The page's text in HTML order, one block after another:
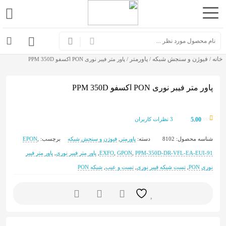
اشتراک
با
از
زیر
صفحه
را
خانه/ فیوژن و سنجش شبکه/ پاورمتر/ پاور متر فیبر نوری PON اکسفو PPM 350D
پاور متر فیبر نوری PON اکسفو PPM 350D
5.00 نظرات کاربران
شناسه محصول:8102 دسته:پاورمتر, فیوژن و سنجش شبکه برچسب: EPON ,
EXFO ,GPON ,PPM-350D-DR-VFL-EA-EUI-91
, پاور متر فیبر نوری, پاور متر فیبر
نوری PON , تست شبکه فیبر نوری, تست و عیب , شبکه PON